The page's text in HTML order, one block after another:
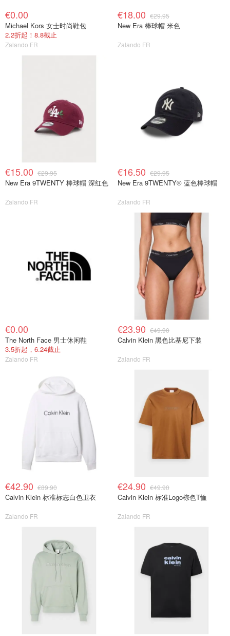
€0.00
Michael Kors 女士时尚鞋包
2.2折起！8.8截止
Zalando FR
€18.00 €29.95
New Era 棒球帽 米色
Zalando FR
€15.00 €29.95
New Era 9TWENTY 棒球帽 深红色
Zalando FR
€16.50 €29.95
New Era 9TWENTY® 蓝色棒球帽
Zalando FR
€0.00
The North Face 男士休闲鞋
3.5折起，6.24截止
Zalando FR
€23.90 €49.90
Calvin Klein 黑色比基尼下装
Zalando FR
€42.90 €89.90
Calvin Klein 标准标志白色卫衣
Zalando FR
€24.90 €49.90
Calvin Klein 标准Logo棕色T恤
Zalando FR